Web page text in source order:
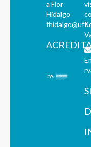
a Flor
Hidalgo